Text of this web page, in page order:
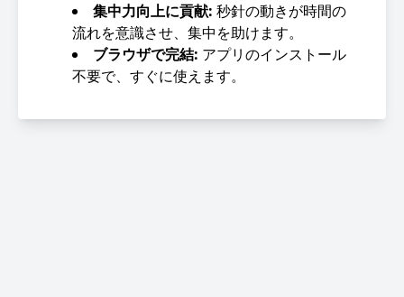
集中力向上に貢献: 秒針の動きが時間の
流れを意識させ、集中を助けます。
ブラウザで完結: アプリのインストール
不要で、すぐに使えます。